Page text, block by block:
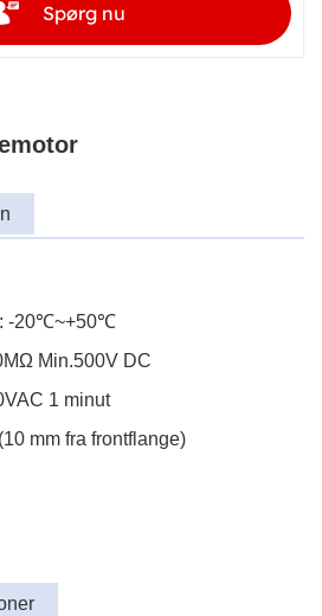
Spørg nu
-20℃~+50℃
Min.500V DC
1 minut
mm fra frontflange)